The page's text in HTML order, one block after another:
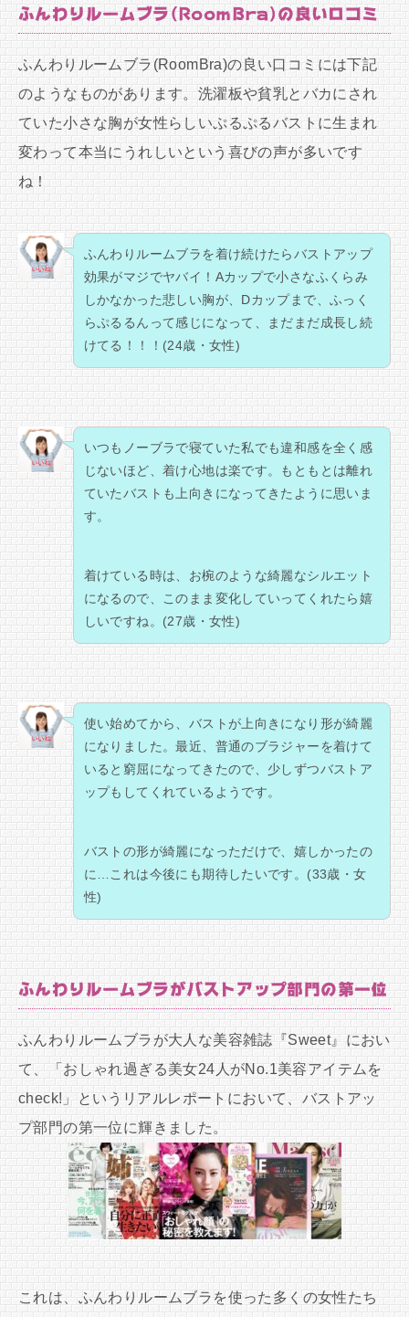
ふんわりルームブラ(RoomBra)の良い口コミ
ふんわりルームブラ(RoomBra)の良い口コミには下記
のようなものがあります。洗濯板や貧乳とバカにされ
ていた小さな胸が女性らしいぷるぷるバストに生まれ
変わって本当にうれしいという喜びの声が多いです
ね！
ふんわりルームブラを着け続けたらバストアップ
効果がマジでヤバイ！Aカップで小さなふくらみ
しかなかった悲しい胸が、Dカップまで、ふっく
らぷるるんって感じになって、まだまだ成長し続
けてる！！！(24歳・女性)
いつもノーブラで寝ていた私でも違和感を全く感
じないほど、着け心地は楽です。もともとは離れ
ていたバストも上向きになってきたように思いま
す。
着けている時は、お椀のような綺麗なシルエット
になるので、このまま変化していってくれたら嬉
しいですね。(27歳・女性)
使い始めてから、バストが上向きになり形が綺麗
になりました。最近、普通のブラジャーを着けて
いると窮屈になってきたので、少しずつバストア
ップもしてくれているようです。
バストの形が綺麗になっただけで、嬉しかったの
に…これは今後にも期待したいです。(33歳・女
性)
ふんわりルームブラがバストアップ部門の第一位
ふんわりルームブラが大人な美容雑誌『Sweet』におい
て、「おしゃれ過ぎる美女24人がNo.1美容アイテムを
check!」というリアルレポートにおいて、バストアッ
プ部門の第一位に輝きました。
これは、ふんわりルームブラを使った多くの女性たち